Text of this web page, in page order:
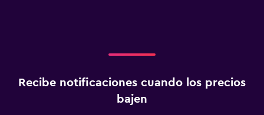
Recibe notificaciones cuando los precios
bajen